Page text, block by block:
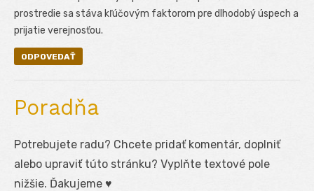
prostredie sa stáva kľúčovým faktorom pre dlhodobý úspech a
prijatie verejnosťou.
ODPOVEDAŤ
Poradňa
Potrebujete radu? Chcete pridať komentár, doplniť
alebo upraviť túto stránku? Vyplňte textové pole
nižšie. Ďakujeme ♥